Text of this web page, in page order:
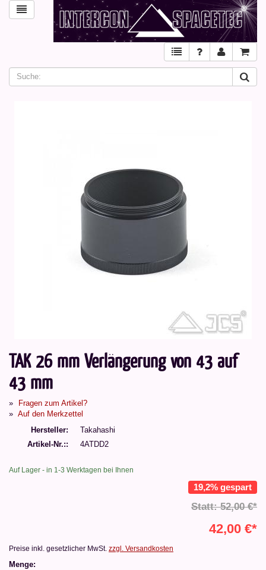
TAK 26 mm Verlängerung von 43 auf
43 mm
Fragen zum Artikel?
Auf den Merkzettel
Hersteller
Takahashi
Artikel-Nr.:
4ATDD2
Auf Lager - in 1-3 Werktagen bei Ihnen
19,2% gespart
Statt: 52,00 €*
42,00 €*
Preise inkl. gesetzlicher MwSt. zzgl. Versandkosten
Menge: